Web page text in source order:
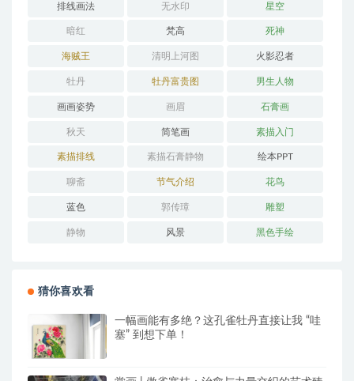
排线画法 无水印 星空
暗红 梵高 死神
海贼王 清明上河图 火影忍者
牡丹 牡丹富贵图 男生人物
画画姿势 画眉 石膏画
秋天 简笔画 素描入门
素描排线 素描石膏静物 绘本PPT
聊斋 节气介绍 花鸟
蓝色 郭传璋 雕塑
静物 风景 黑色手绘
猜你喜欢看
一幅画能有多绝？这孔雀牡丹直接让我 “哇
塞” 到想下单！